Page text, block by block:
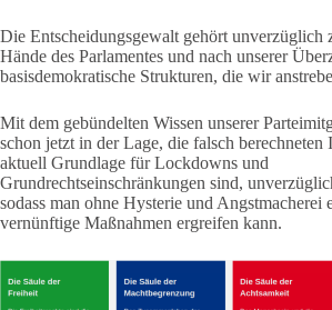
Die Entscheidungsgewalt gehört unverzüglich
Hände des Parlamentes und nach unserer
basisdemokratische Strukturen, die wir
Mit dem gebündelten Wissen unserer
schon jetzt in der Lage, die falsch berechneten
aktuell Grundlage für Lockdowns und
Grundrechtseinschränkungen sind,
sodass man ohne Hysterie und Angstmacherei
vernünftige Maßnahmen ergreifen kann.